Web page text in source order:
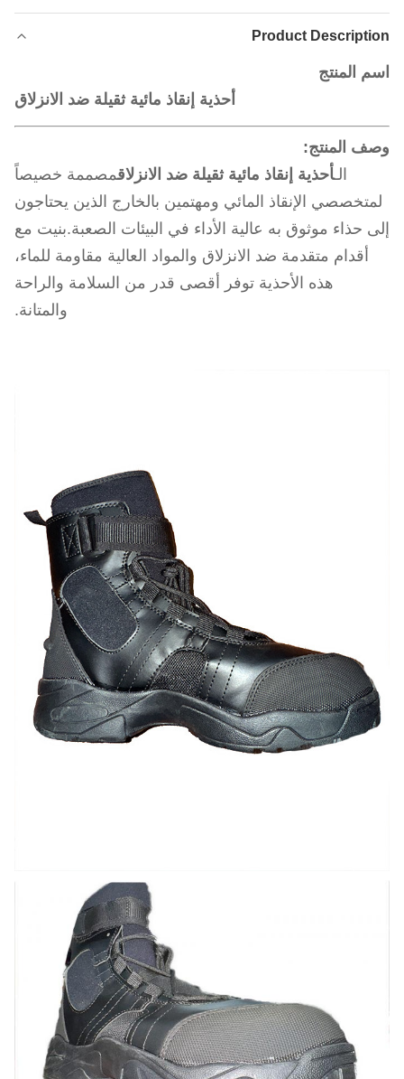
Product Description
اسم المنتج
أحذية إنقاذ مائية ثقيلة ضد الانزلاق
وصف المنتج:
الـأحذية إنقاذ مائية ثقيلة ضد الانزلاقمصممة خصيصاً
لمتخصصي الإنقاذ المائي ومهتمين بالخارج الذين يحتاجون
إلى حذاء موثوق به عالية الأداء في البيئات الصعبة.بنيت مع
أقدام متقدمة ضد الانزلاق والمواد العالية مقاومة للماء،
هذه الأحذية توفر أقصى قدر من السلامة والراحة
والمتانة.